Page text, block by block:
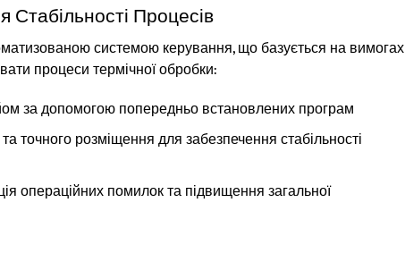
Процесів
системою керування, що базується на вимогах
процеси термічної обробки:
за допомогою попередньо встановлених програм
точного розміщення для забезпечення стабільності
операційних помилок та підвищення загальної